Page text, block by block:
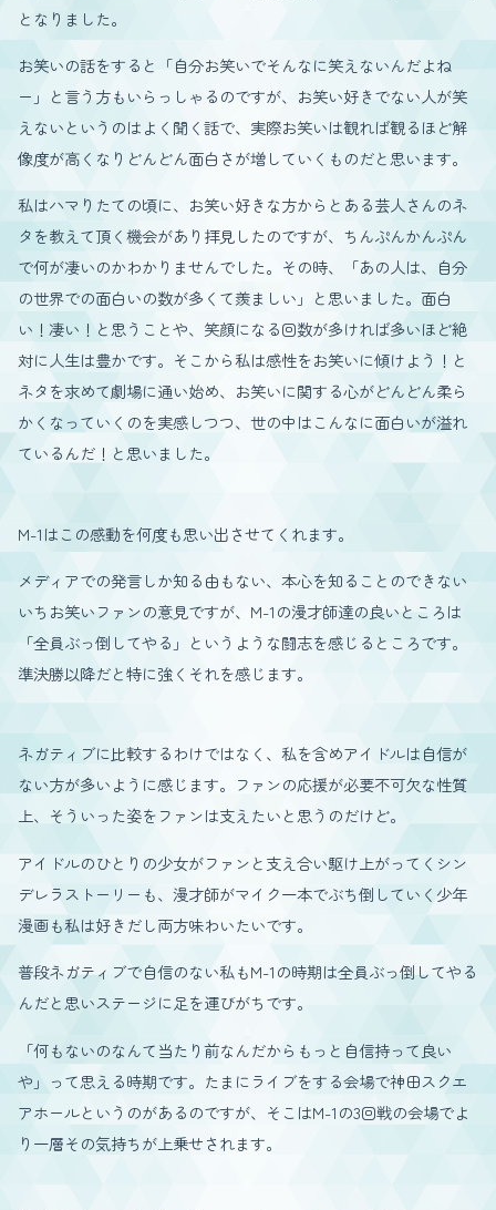
となりました。
お笑いの話をすると「自分お笑いでそんなに笑えないんだよね
ー」と言う方もいらっしゃるのですが、お笑い好きでない人が笑
えないというのはよく聞く話で、実際お笑いは観れば観るほど解
像度が高くなりどんどん面白さが増していくものだと思います。
私はハマりたての頃に、お笑い好きな方からとある芸人さんのネ
タを教えて頂く機会があり拝見したのですが、ちんぷんかんぷん
で何が凄いのかわかりませんでした。その時、「あの人は、自分
の世界での面白いの数が多くて羨ましい」と思いました。面白
い！凄い！と思うことや、笑顔になる回数が多ければ多いほど絶
対に人生は豊かです。そこから私は感性をお笑いに傾けよう！と
ネタを求めて劇場に通い始め、お笑いに関する心がどんどん柔ら
かくなっていくのを実感しつつ、世の中はこんなに面白いが溢れ
ているんだ！と思いました。
M-1はこの感動を何度も思い出させてくれます。
メディアでの発言しか知る由もない、本心を知ることのできない
いちお笑いファンの意見ですが、M-1の漫才師達の良いところは
「全員ぶっ倒してやる」というような闘志を感じるところです。
準決勝以降だと特に強くそれを感じます。
ネガティブに比較するわけではなく、私を含めアイドルは自信が
ない方が多いように感じます。ファンの応援が必要不可欠な性質
上、そういった姿をファンは支えたいと思うのだけど。
アイドルのひとりの少女がファンと支え合い駆け上がってくシン
デレラストーリーも、漫才師がマイク一本でぶち倒していく少年
漫画も私は好きだし両方味わいたいです。
普段ネガティブで自信のない私もM-1の時期は全員ぶっ倒してやる
んだと思いステージに足を運びがちです。
「何もないのなんて当たり前なんだからもっと自信持って良い
や」って思える時期です。たまにライブをする会場で神田スクエ
アホールというのがあるのですが、そこはM-1の3回戦の会場でよ
り一層その気持ちが上乗せされます。